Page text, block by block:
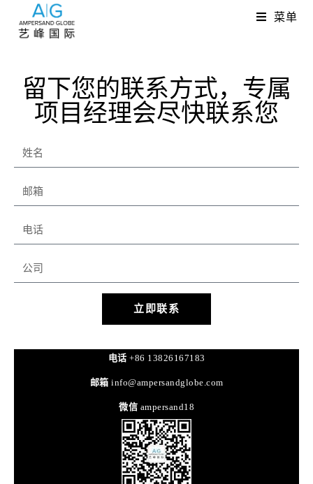
菜单
留下您的联系方式，专属
项目经理会尽快联系您
立即联系
电话 +86 13826167183
邮箱 info@ampersandglobe.com
微信 ampersand18